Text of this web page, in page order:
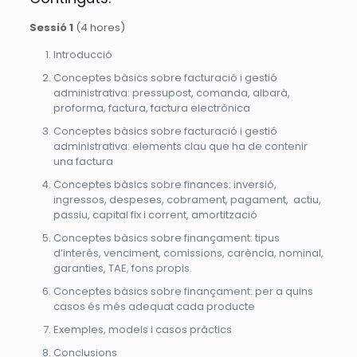
Sessió 1 ​(4 hores)
Introducció
Conceptes bàsics sobre facturació i gestió
administrativa: pressupost, comanda, albarà,
proforma, factura, factura electrònica
Conceptes bàsics sobre facturació i gestió
administrativa: elements clau que ha de contenir
una factura
Conceptes bàsics sobre finances: inversió,
ingressos, despeses, cobrament, pagament, actiu,
passiu, capital fix i corrent, amortització
Conceptes bàsics sobre finançament: tipus
d’interès, venciment, comissions, carència, nominal,
garanties, TAE, fons propis.
Conceptes bàsics sobre finançament: per a quins
casos és més adequat cada producte
Exemples, models i casos pràctics
Conclusions